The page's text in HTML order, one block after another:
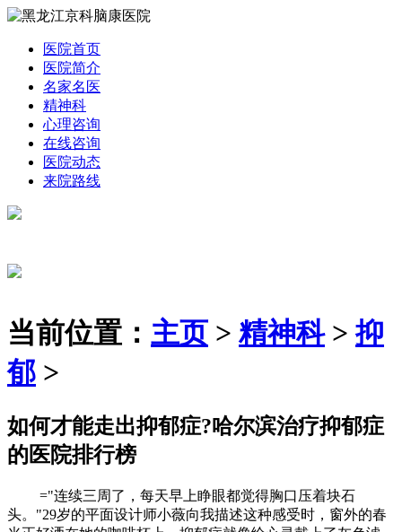
医院首页
医院简介
名家名医
精神科
心理咨询
在线咨询
医院动态
来院路线
当前位置： 主页 > 精神科>抑
郁 >
如何才能走出抑郁症?哈尔滨治疗抑郁症
的医院排行榜
="连续三周了，每天早上睁眼都觉得胸口压着块石
头。"29岁的平面设计师小薇向我描述这种感受时，窗外的春